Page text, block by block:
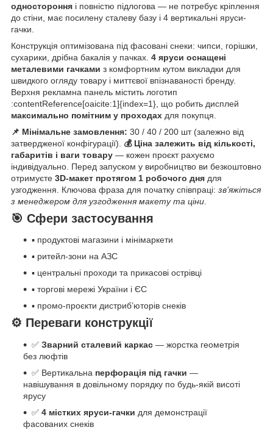
одностороння і повністю підлогова — не потребує кріплення
до стіни, має посилену сталеву базу і 4 вертикальні яруси-
гачки.
Конструкція оптимізована під фасовані снеки: чипси, горішки,
сухарики, дрібна бакалія у пачках. 4 яруси оснащені
металевими гачками з комфортним кутом викладки для
швидкого огляду товару і миттєвої впізнаваності бренду.
Верхня рекламна панель містить логотип
:contentReference[oaicite:1]{index=1}, що робить дисплей
максимально помітним у проходах для покупця.
📌 Мінімальне замовлення: 30 / 40 / 200 шт (залежно від
затвердженої конфігурації). 💰 Ціна залежить від кількості,
габаритів і ваги товару — кожен проєкт рахуємо
індивідуально. Перед запуском у виробництво ви безкоштовно
отримуєте 3D-макет протягом 1 робочого дня для
узгодження. Ключова фраза для початку співпраці: зв’яжіться
з менеджером для узгодження макету та ціни
🎯 Сфери застосування
▪ продуктові магазини і мінімаркети
▪ ритейл-зони на АЗС
▪ центральні проходи та прикасові острівці
▪ торгові мережі України і ЄС
▪ промо-проєкти дистриб’юторів снеків
⚙ Переваги конструкції
✅ Зварний сталевий каркас — жорстка геометрія
без люфтів
✅ Вертикальна перфорація під гачки —
навішування в довільному порядку по будь-якій висоті
ярусу
✅ 4 містких яруси-гачки для демонстрації
фасованих снеків